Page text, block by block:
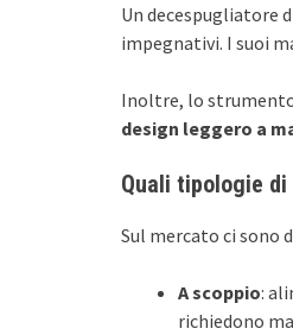
Un decespugliatore
impegnativi. I suoi
Inoltre, lo strumento
design leggero a
Quali tipologie
Sul mercato ci sono
A scoppio:
richiedono